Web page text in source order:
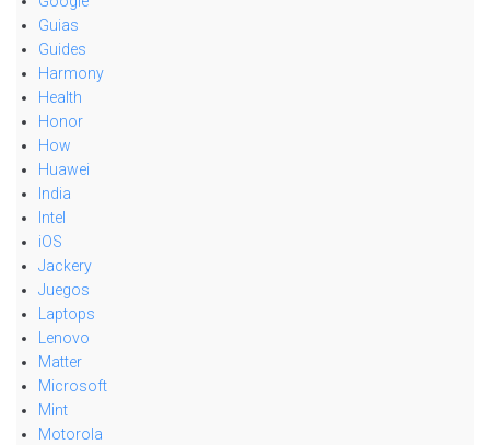
Guias
Guides
Harmony
Health
Honor
How
Huawei
India
Intel
iOS
Jackery
Juegos
Laptops
Lenovo
Matter
Microsoft
Mint
Motorola